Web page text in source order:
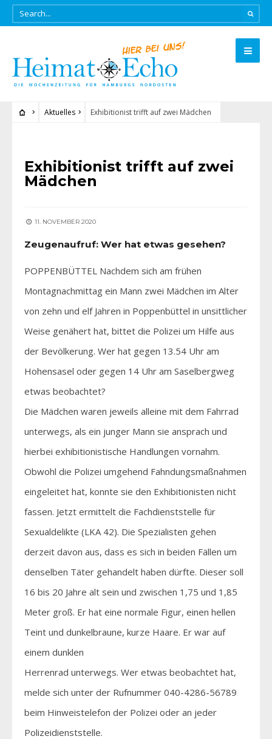
Aktuelles Exhibitionist trifft auf zwei Mädchen
Exhibitionist trifft auf zwei
Mädchen
11. NOVEMBER 2020
Zeugenaufruf: Wer hat etwas gesehen?
POPPENBÜTTEL Nachdem sich am frühen
Montagnachmittag ein Mann zwei Mädchen im Alter
von zehn und elf Jahren in Poppenbüttel in unsittlicher
Weise genähert hat, bittet die Polizei um Hilfe aus
der Bevölkerung. Wer hat gegen 13.54 Uhr am
Hohensasel oder gegen 14 Uhr am Saselbergweg
etwas beobachtet?
Die Mädchen waren jeweils alleine mit dem Fahrrad
unterwegs, als ein junger Mann sie ansprach und
hierbei exhibitionistische Handlungen vornahm.
Obwohl die Polizei umgehend Fahndungsmaßnahmen
eingeleitet hat, konnte sie den Exhibitionisten nicht
fassen. Jetzt ermittelt die Fachdienststelle für
Sexualdelikte (LKA 42). Die Spezialisten gehen
derzeit davon aus, dass es sich in beiden Fällen um
denselben Täter gehandelt haben dürfte. Dieser soll
16 bis 20 Jahre alt sein und zwischen 1,75 und 1,85
Meter groß. Er hat eine normale Figur, einen hellen
Teint und dunkelbraune, kurze Haare. Er war auf
einem dunklen
Herrenrad unterwegs. Wer etwas beobachtet hat,
melde sich unter der Rufnummer 040-4286-56789
beim Hinweistelefon der Polizei oder an jeder
Polizeidienststelle.